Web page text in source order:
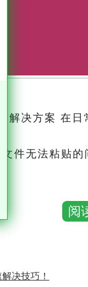
解决方案 在
件无法粘贴的
脑文件无法粘
已满或出现故
阅
决技巧！